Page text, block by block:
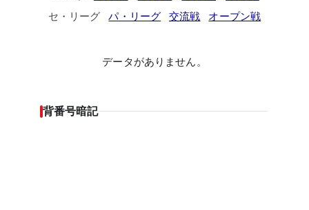
セ・リーグ
パ・リーグ 交流戦 オープン戦
データがありません。
背番号暗記